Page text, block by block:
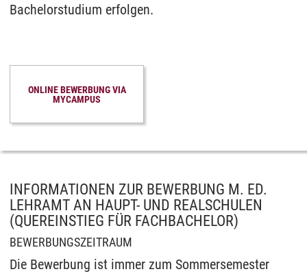
Bachelorstudium erfolgen.
ONLINE BEWERBUNG VIA
MYCAMPUS
INFORMATIONEN ZUR BEWERBUNG M. ED.
LEHRAMT AN HAUPT- UND REALSCHULEN
(QUEREINSTIEG FÜR FACHBACHELOR)
BEWERBUNGSZEITRAUM
Die Bewerbung ist immer zum Sommersemester